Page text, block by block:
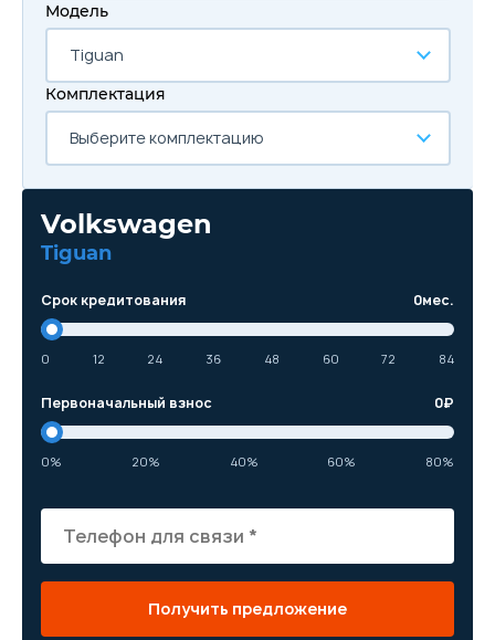
Модель
Tiguan
Комплектация
Выберите комплектацию
Volkswagen
Tiguan
Срок кредитования 0мес.
0 12 24 36 48 60 72 84
Первоначальный взнос 0₽
0% 20% 40% 60% 80%
Получить предложение